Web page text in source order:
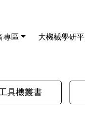
專區 大機械學研
具機叢書